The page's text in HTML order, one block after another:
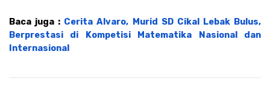
Baca juga : Cerita Alvaro, Murid SD Cikal Lebak Bulus,
Berprestasi di Kompetisi Matematika Nasional dan
Internasional